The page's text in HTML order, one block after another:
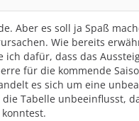
Aber es soll ja Spaß
Wie bereits
ich dafür, dass das
für die kommende
es sich um eine
Tabelle unbeeinflusst,